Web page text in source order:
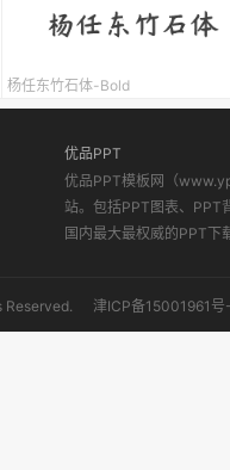
杨任东竹石体-Bold
优品PPT
优品PPT模板网（
站。包括PPT图表、PPT
国内最大最权威的PPT下
津ICP备15001961号